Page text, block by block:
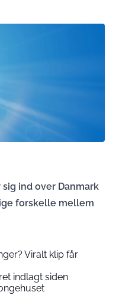
ind over Danmark
forskelle mellem
Viralt klip får
indlagt siden